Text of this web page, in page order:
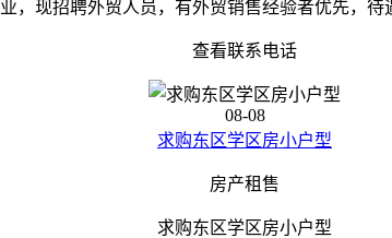
，现招聘外贸人员，有外贸销售经验者优先，待
查看联系电话
08-08
求购东区学区房小户型
房产租售
求购东区学区房小户型